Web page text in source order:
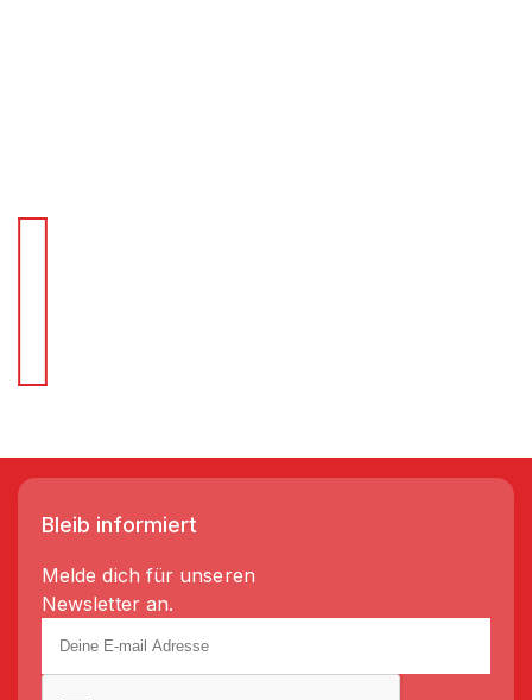
Bleib informiert
Melde dich für unseren
Newsletter an.